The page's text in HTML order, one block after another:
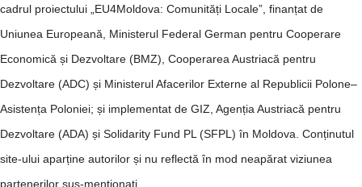
cadrul proiectului „EU4Moldova: Comunități Locale”, finanțat de
Uniunea Europeană, Ministerul Federal German pentru Cooperare
Economică și Dezvoltare (BMZ), Cooperarea Austriacă pentru
Dezvoltare (ADC) și Ministerul Afacerilor Externe al Republicii Polone–
Asistența Poloniei; și implementat de GIZ, Agenția Austriacă pentru
Dezvoltare (ADA) și Solidarity Fund PL (SFPL) în Moldova. Conținutul
site-ului aparține autorilor și nu reflectă în mod neapărat viziunea
partenerilor sus-menționați.